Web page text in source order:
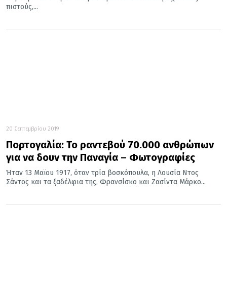
πιστούς,...
20 Σεπτεμβρίου 2019
Πορτογαλία: Το ραντεβού 70.000 ανθρώπων
για να δουν την Παναγία – Φωτογραφίες
Ήταν 13 Μαϊου 1917, όταν τρία βοσκόπουλα, η Λουσία Ντος
Σάντος και τα ξαδέλφια της, Φρανσίσκο και Ζασίντα Μάρκο...